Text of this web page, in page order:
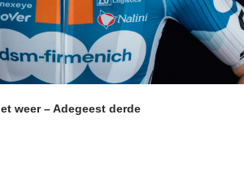
weer – Adegeest derde